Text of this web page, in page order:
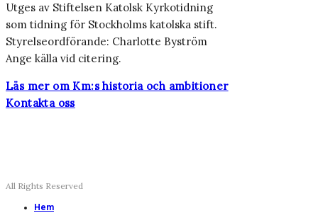
Utges av Stiftelsen Katolsk Kyrkotidning
som tidning för Stockholms katolska stift.
Styrelseordförande: Charlotte Byström
Ange källa vid citering.
Läs mer om Km:s historia och ambitioner
Kontakta oss
All Rights Reserved
Hem